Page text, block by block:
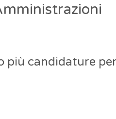
più candidature